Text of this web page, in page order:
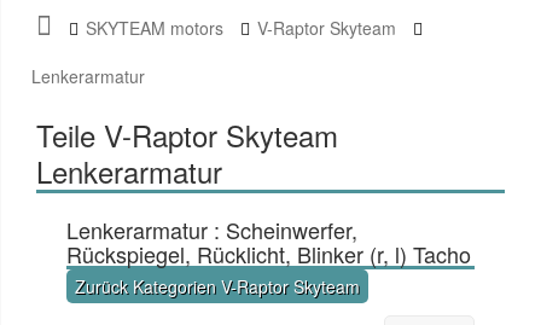
SKYTEAM motors
V-Raptor Skyteam
Lenkerarmatur
Teile V-Raptor Skyteam
Lenkerarmatur
Lenkerarmatur : Scheinwerfer,
Rückspiegel, Rücklicht, Blinker (r, l) Tacho
Zurück Kategorien V-Raptor Skyteam